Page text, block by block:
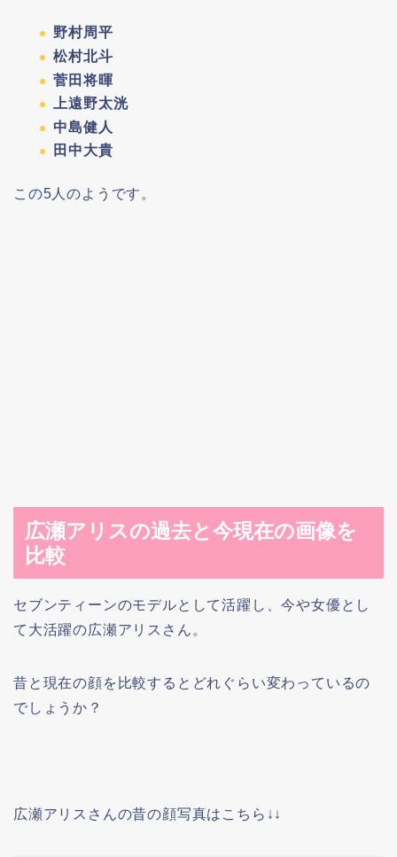
野村周平
松村北斗
菅田将暉
上遠野太洸
中島健人
田中大貴
この5人のようです。
広瀬アリスの過去と今現在の画像を
比較
セブンティーンのモデルとして活躍し、今や女優とし
て大活躍の広瀬アリスさん。
昔と現在の顔を比較するとどれぐらい変わっているの
でしょうか？
広瀬アリスさんの昔の顔写真はこちら↓↓